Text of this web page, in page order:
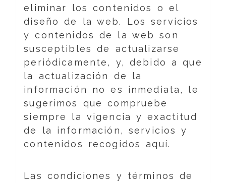
eliminar los contenidos o el
diseño de la web. Los servicios
y contenidos de la web son
susceptibles de actualizarse
periódicamente, y, debido a que
la actualización de la
información no es inmediata, le
sugerimos que compruebe
siempre la vigencia y exactitud
de la información, servicios y
contenidos recogidos aquí.
Las condiciones y términos de